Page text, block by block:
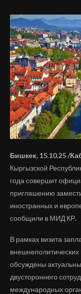
Бишкек, 15.10.25 /
Кыргызской
года совершит
приглашению
иностранных и
сообщили в МИД КР.
В рамках визита
внешнеполитических
обсуждены
двустороннего
международных